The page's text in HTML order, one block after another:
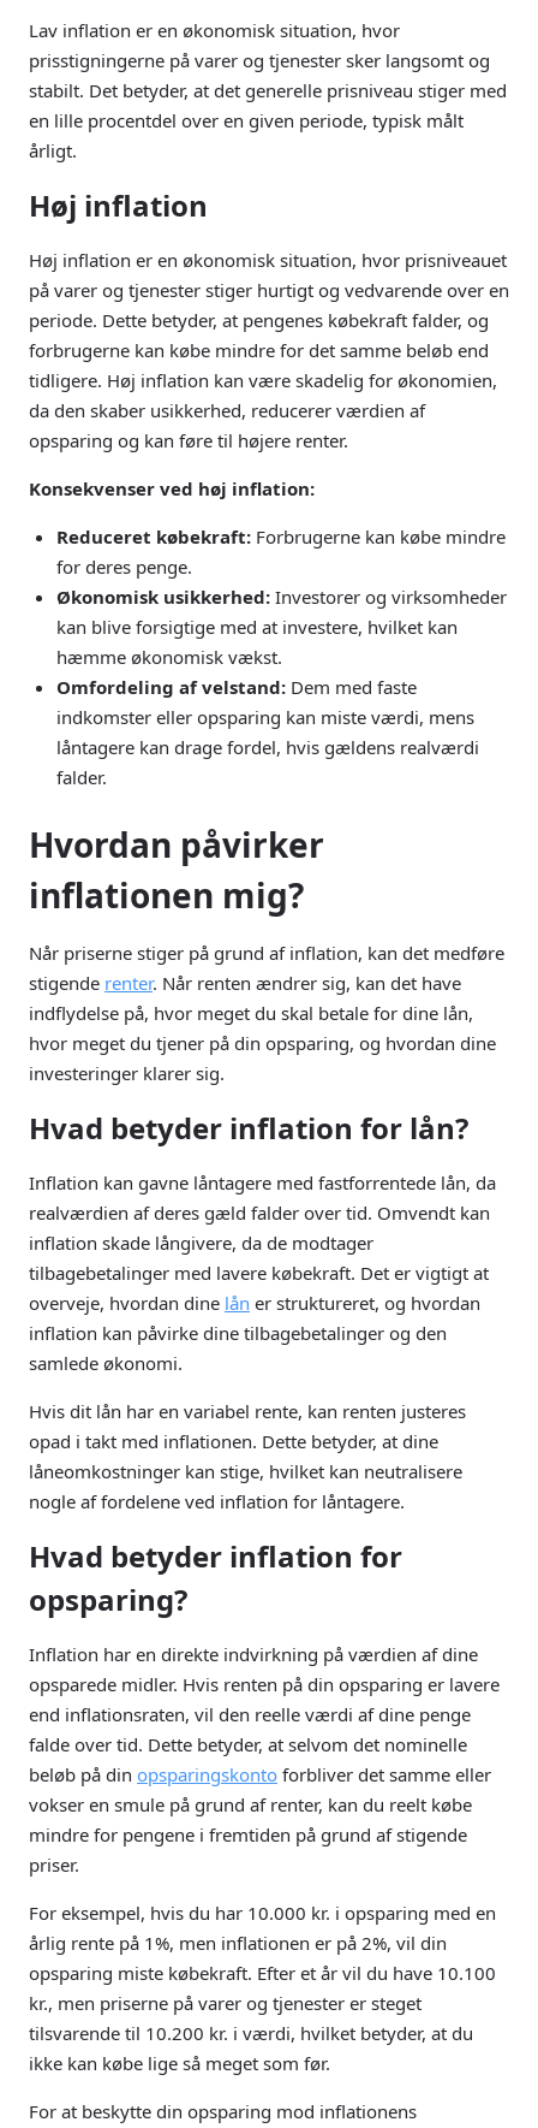
Lav inflation er en økonomisk situation, hvor
prisstigningerne på varer og tjenester sker langsomt og
stabilt. Det betyder, at det generelle prisniveau stiger med
en lille procentdel over en given periode, typisk målt
årligt.
Høj inflation
Høj inflation er en økonomisk situation, hvor prisniveauet
på varer og tjenester stiger hurtigt og vedvarende over en
periode. Dette betyder, at pengenes købekraft falder, og
forbrugerne kan købe mindre for det samme beløb end
tidligere. Høj inflation kan være skadelig for økonomien,
da den skaber usikkerhed, reducerer værdien af
opsparing og kan føre til højere renter.
Konsekvenser ved høj inflation:
Reduceret købekraft:Forbrugerne kan købe mindre
for deres penge.
Økonomisk usikkerhed:Investorer og virksomheder
kan blive forsigtige med at investere, hvilket kan
hæmme økonomisk vækst.
Omfordeling af velstand:Dem med faste
indkomster eller opsparing kan miste værdi, mens
låntagere kan drage fordel, hvis gældens realværdi
falder.
Hvordan påvirker
inflationen mig?
Når priserne stiger på grund af inflation, kan det medføre
stigende renter. Når renten ændrer sig, kan det have
indflydelse på, hvor meget du skal betale for dine lån,
hvor meget du tjener på din opsparing, og hvordan dine
investeringer klarer sig.
Hvad betyder inflation for lån?
Inflation kan gavne låntagere med fastforrentede lån, da
realværdien af deres gæld falder over tid. Omvendt kan
inflation skade långivere, da de modtager
tilbagebetalinger med lavere købekraft. Det er vigtigt at
overveje, hvordan dine lån er struktureret, og hvordan
inflation kan påvirke dine tilbagebetalinger og den
samlede økonomi.
Hvis dit lån har en variabel rente, kan renten justeres
opad i takt med inflationen. Dette betyder, at dine
låneomkostninger kan stige, hvilket kan neutralisere
nogle af fordelene ved inflation for låntagere.
Hvad betyder inflation for
opsparing?
Inflation har en direkte indvirkning på værdien af dine
opsparede midler. Hvis renten på din opsparing er lavere
end inflationsraten, vil den reelle værdi af dine penge
falde over tid. Dette betyder, at selvom det nominelle
beløb på din opsparingskonto forbliver det samme eller
vokser en smule på grund af renter, kan du reelt købe
mindre for pengene i fremtiden på grund af stigende
priser.
For eksempel, hvis du har 10.000 kr. i opsparing med en
årlig rente på 1%, men inflationen er på 2%, vil din
opsparing miste købekraft. Efter et år vil du have 10.100
kr., men priserne på varer og tjenester er steget
tilsvarende til 10.200 kr. i værdi, hvilket betyder, at du
ikke kan købe lige så meget som før.
For at beskytte din opsparing mod inflationens